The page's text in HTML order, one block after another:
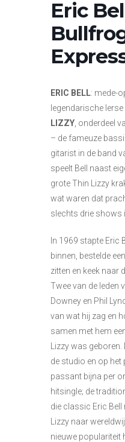
Eric
ERIC BELL: mede-
legendarische
LIZZY , onderdeel
– de fameuze
gitarist in de band
speelt Bell naast
grote Thin Lizzy
wat waren dat
slechts drie shows
In 1969 stapte Eric
binnen, bestelde een
zitten en keek naar
Twee van de leden
Downey en Phil
van wat hij zag en
samen met hem
Lizzy was geboren.
de studio en op het
passant bijna per
hitsingle; de
die classic Eric
Lizzy naar
nieuwe populariteit